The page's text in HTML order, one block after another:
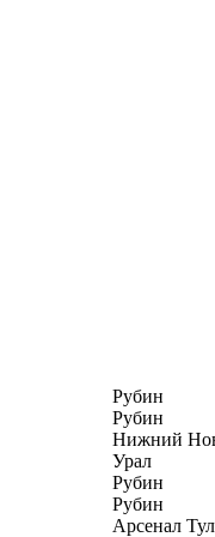
Рубин
Рубин
Нижний
Урал
Рубин
Рубин
Арсенал